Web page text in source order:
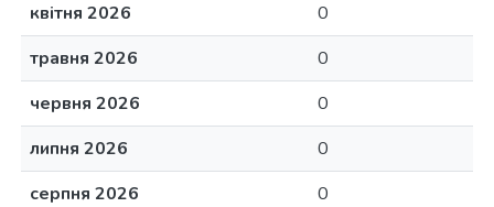
квітня 2026
0
травня 2026
0
червня 2026
0
липня 2026
0
серпня 2026
0